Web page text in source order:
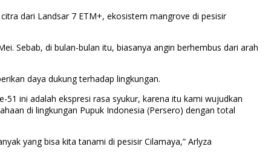
dari Landsar 7 ETM+, ekosistem mangrove di pesisir
Sebab, di bulan-bulan itu, biasanya angin berhembus dari arah
daya dukung terhadap lingkungan.
ini adalah ekspresi rasa syukur, karena itu kami wujudkan
di lingkungan Pupuk Indonesia (Persero) dengan total
yang bisa kita tanami di pesisir Cilamaya,” Arlyza